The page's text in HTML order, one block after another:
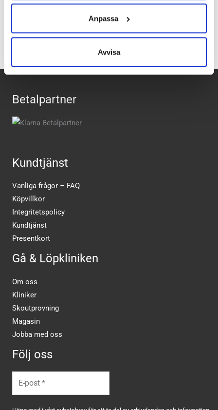
Anpassa
Avvisa
Betalpartner
Kundtjänst
Vanliga frågor – FAQ
Köpvillkor
Integritetspolicy
Kundtjänst
Presentkort
Gå & Löpkliniken
Om oss
Kliniker
Skoutprovning
Magasin
Jobba med oss
Följ oss